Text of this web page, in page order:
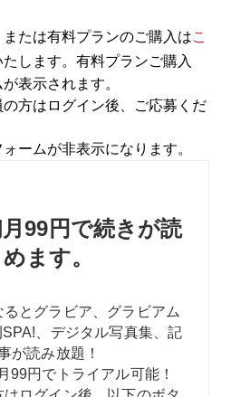
たは有料プランのご購入はこ
します。有料プランご購入
表示されます。
方はログイン後、ご応募くだ